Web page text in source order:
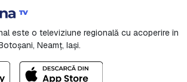
este o televiziune regională cu acoperire în
Neamț, Iași.